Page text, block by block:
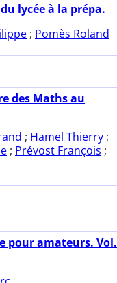
lycée à la prépa.
; Pomès Roland
des Maths au
; Hamel Thierry ;
; Prévost François ;
pour amateurs. Vol.